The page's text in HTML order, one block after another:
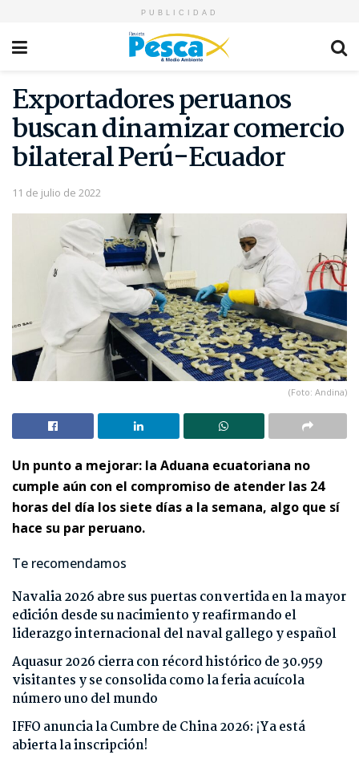
PUBLICIDAD
Exportadores peruanos
buscan dinamizar comercio
bilateral Perú-Ecuador
11 de julio de 2022
(Foto: Andina)
Un punto a mejorar: la Aduana ecuatoriana no
cumple aún con el compromiso de atender las 24
horas del día los siete días a la semana, algo que sí
hace su par peruano.
Te recomendamos
Navalia 2026 abre sus puertas convertida en la mayor
edición desde su nacimiento y reafirmando el
liderazgo internacional del naval gallego y español
Aquasur 2026 cierra con récord histórico de 30.959
visitantes y se consolida como la feria acuícola
número uno del mundo
IFFO anuncia la Cumbre de China 2026: ¡Ya está
abierta la inscripción!